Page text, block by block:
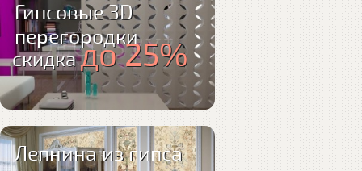
Гипсовые 3D
перегородки
скидкадо 25%
Лепнина из гипса